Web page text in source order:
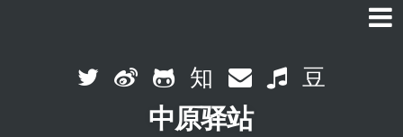
Skip
中原驿站